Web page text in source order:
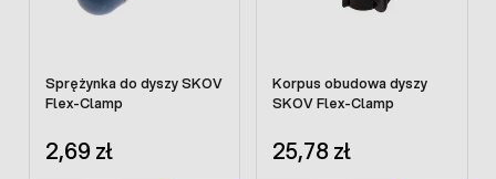
Sprężynka do dyszy SKOV
Flex-Clamp
2,69 zł
Korpus obudowa dyszy
SKOV Flex-Clamp
25,78 zł